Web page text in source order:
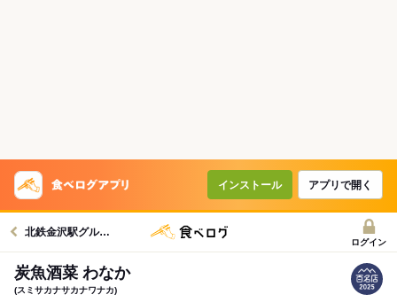
インストール アプリで開く
北鉄金沢駅グルメへ
ログイン
炭魚酒菜 わなか
(スミサカナサカナワナカ)